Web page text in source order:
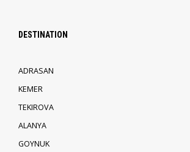
DESTINATION
ADRASAN
KEMER
TEKIROVA
ALANYA
GOYNUK